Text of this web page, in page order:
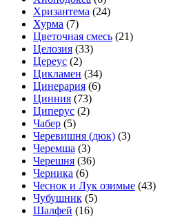
Хризантема (24)
Хурма (7)
Цветочная смесь (21)
Целозия (33)
Цереус (2)
Цикламен (34)
Цинерария (6)
Цинния (73)
Циперус (2)
Чабер (5)
Черевишня (дюк) (3)
Черемша (3)
Черешня (36)
Черника (6)
Чеснок и Лук озимые (43)
Чубушник (5)
Шалфей (16)